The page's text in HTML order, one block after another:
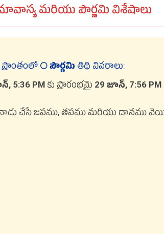
మరియు పౌర్ణమి విశేషాలు
ప్రాంతంలో 🌕 పౌర్ణమి తిథి వివరాలు:
5:36 PM కు ప్రారంభమై 29 జూన్, 7:56 PM
నాడు చేసే జపము, తపము మరియు దానము